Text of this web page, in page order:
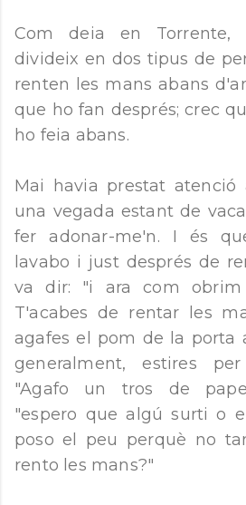
Com deia en Torrente,
divideix en dos tipus de
renten les mans abans
que ho fan després; crec
ho feia abans.
Mai havia prestat
una vegada estant de
fer adonar-me'n. I és
lavabo i just després de
va dir: "i ara com obrim
T'acabes de rentar les
agafes el pom de la porta
generalment, estires
"Agafo un tros de
"espero que algú surti o
poso el peu perquè no
rento les mans?"